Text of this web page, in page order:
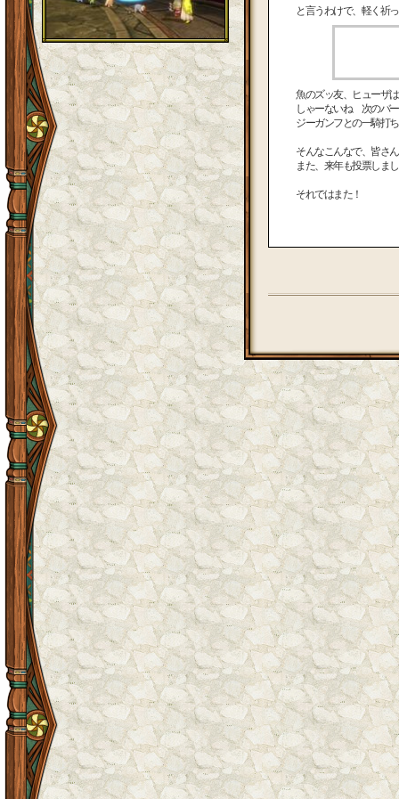
と言うわけで、軽く祈
魚のズッ友、ヒューザ
しゃーないね 次のバ
ジーガンフとの一騎打
そんなこんなで、皆さ
また、来年も投票しま
それではまた！